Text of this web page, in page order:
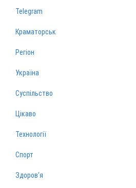
Telegram
Краматорськ
Регіон
Україна
Суспільство
Цікаво
Технології
Спорт
Здоров‘я